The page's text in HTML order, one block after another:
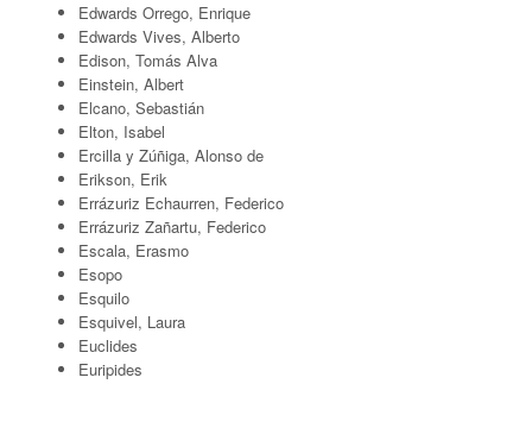
Edwards Orrego, Enrique
Edwards Vives, Alberto
Edison, Tomás Alva
Einstein, Albert
Elcano, Sebastián
Elton, Isabel
Ercilla y Zúñiga, Alonso de
Erikson, Erik
Errázuriz Echaurren, Federico
Errázuriz Zañartu, Federico
Escala, Erasmo
Esopo
Esquilo
Esquivel, Laura
Euclides
Euripides